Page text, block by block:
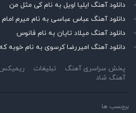
دانلود آهنگ ایلیا اویل به نام کی مثل من
دانلود آهنگ عباس عباسی به نام میرم امام
دانلود آهنگ میلاد تایان به نام فانوس
دانلود آهنگ امیررضا کرسوی به نام خوبه
پخش سراسری آهنگ تبلیغات
آهنگ شاد
برچسب ها